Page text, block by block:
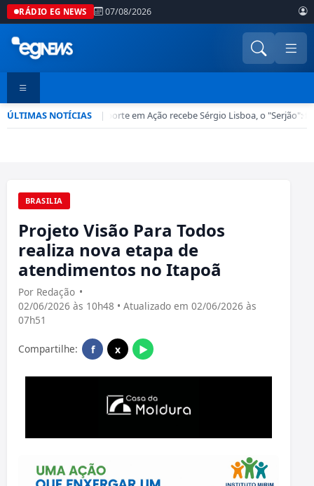
RÁDIO EG NEWS 07/08/2026
ÚLTIMAS NOTÍCIAS |Esporte em Ação recebe Sérgio Lisboa, o •
BRASILIA
Projeto Visão Para Todos
realiza nova etapa de
atendimentos no Itapoã
Por Redação •
02/06/2026 às 10h48 • Atualizado em 02/06/2026 às
07h51
Compartilhe: f x ▶